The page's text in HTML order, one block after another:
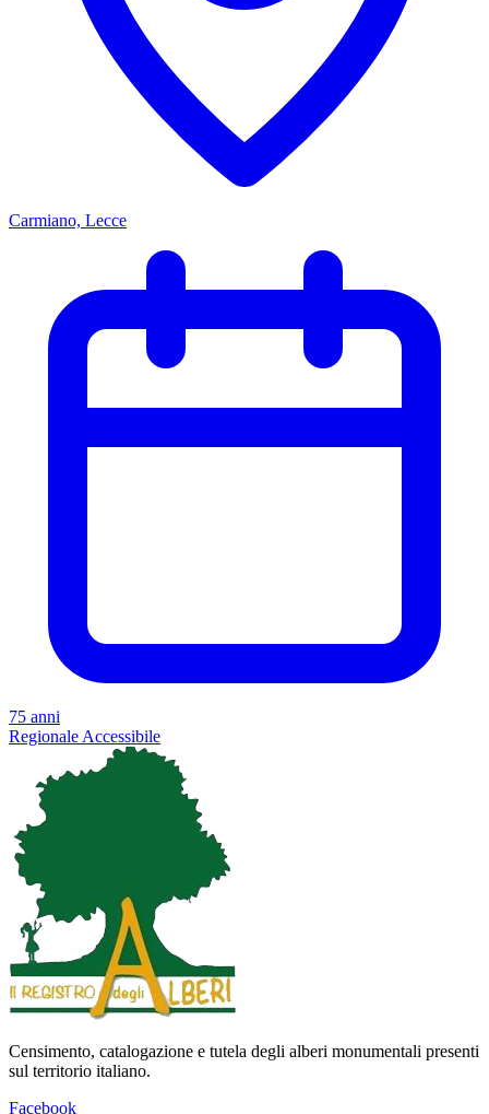
Carmiano, Lecce
75 anni
Regionale Accessibile
Censimento, catalogazione e tutela degli alberi monumentali presenti
sul territorio italiano.
Facebook